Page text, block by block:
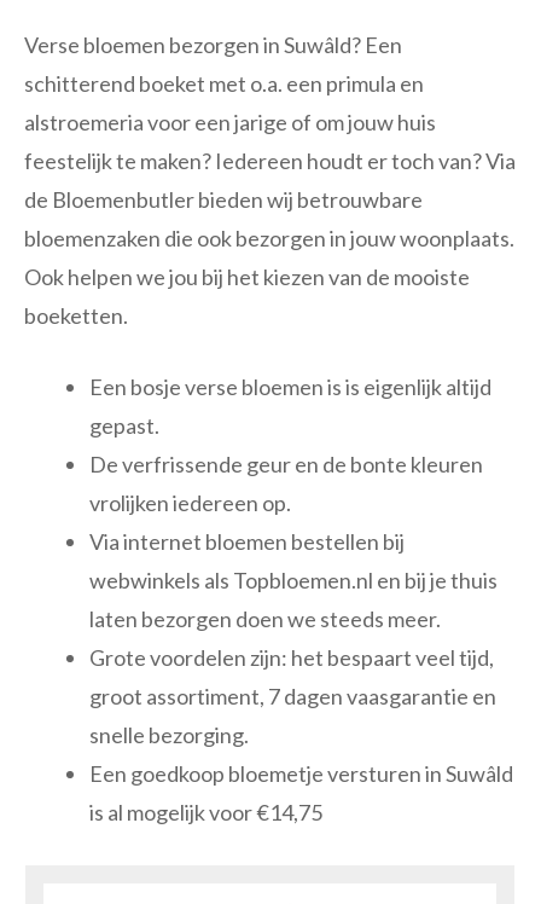
Verse bloemen bezorgen in Suwâld? Een
schitterend boeket met o.a. een primula en
alstroemeria voor een jarige of om jouw huis
feestelijk te maken? Iedereen houdt er toch van? Via
de Bloemenbutler bieden wij betrouwbare
bloemenzaken die ook bezorgen in jouw woonplaats.
Ook helpen we jou bij het kiezen van de mooiste
boeketten.
Een bosje verse bloemen is is eigenlijk altijd
gepast.
De verfrissende geur en de bonte kleuren
vrolijken iedereen op.
Via internet bloemen bestellen bij
webwinkels als Topbloemen.nl en bij je thuis
laten bezorgen doen we steeds meer.
Grote voordelen zijn: het bespaart veel tijd,
groot assortiment, 7 dagen vaasgarantie en
snelle bezorging.
Een goedkoop bloemetje versturen in Suwâld
is al mogelijk voor €14,75